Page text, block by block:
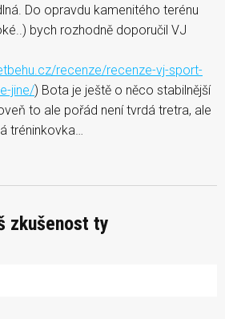
Do opravdu kamenitého terénu
bych rozhodně doporučil VJ
recenze/recenze-vj-sport-
jine/) Bota je ještě o něco stabilnější
to ale pořád není tvrdá tretra, ale
tréninkovka…
zkušenost ty